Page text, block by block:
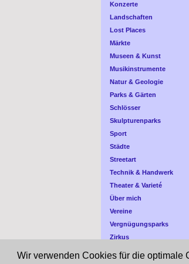
Wir verwenden Cookies für die optimale
Konzerte
Landschaften
Lost Places
Märkte
Museen & Kunst
Musikinstrumente
Natur & Geologie
Parks & Gärten
Schlösser
Skulpturenparks
Sport
Städte
Streetart
Technik & Handwerk
Theater & Varieté
Über mich
Vereine
Vergnügungsparks
Zirkus